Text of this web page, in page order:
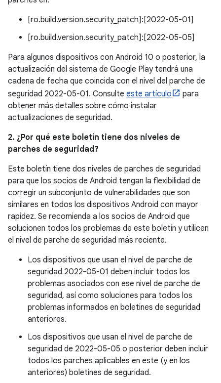
[ro.build.version.security_patch]:[2022-05-01]
[ro.build.version.security_patch]:[2022-05-05]
Para algunos dispositivos con Android 10 o posterior, la
actualización del sistema de Google Play tendrá una
cadena de fecha que coincida con el nivel del parche de
seguridad 2022-05-01. Consulte este artículo
para
obtener más detalles sobre cómo instalar
actualizaciones de seguridad.
2. ¿Por qué este boletín tiene dos niveles de
parches de seguridad?
Este boletín tiene dos niveles de parches de seguridad
para que los socios de Android tengan la flexibilidad de
corregir un subconjunto de vulnerabilidades que son
similares en todos los dispositivos Android con mayor
rapidez. Se recomienda a los socios de Android que
solucionen todos los problemas de este boletín y utilicen
el nivel de parche de seguridad más reciente.
Los dispositivos que usan el nivel de parche de
seguridad 2022-05-01 deben incluir todos los
problemas asociados con ese nivel de parche de
seguridad, así como soluciones para todos los
problemas informados en boletines de seguridad
anteriores.
Los dispositivos que usan el nivel de parche de
seguridad de 2022-05-05 o posterior deben incluir
todos los parches aplicables en este (y en los
anteriores) boletines de seguridad.